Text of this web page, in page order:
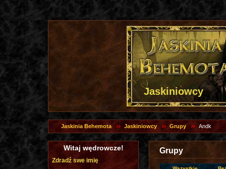
Jaskiniowcy
Jaskinia Behemota Jaskiniowcy Grupy Andk
Grupy
Witaj wędrowcze!
Zdradź swe imię